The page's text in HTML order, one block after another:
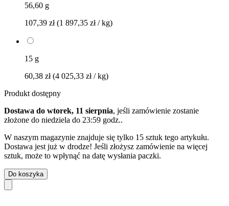
56,60 g
107,39 zł(1 897,35 zł / kg)
15 g
60,38 zł(4 025,33 zł / kg)
Produkt dostępny
Dostawa do wtorek, 11 sierpnia, jeśli zamówienie zostanie
złożone do niedziela do 23:59 godz..
W naszym magazynie znajduje się tylko 15 sztuk tego artykułu.
Dostawa jest już w drodze! Jeśli złożysz zamówienie na więcej
sztuk, może to wpłynąć na datę wysłania paczki.
Do koszyka